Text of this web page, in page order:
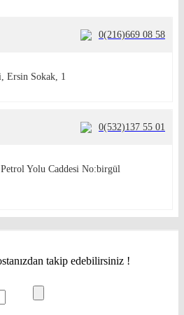
0(216)669 08 58
Ersin Sokak, 1
0(532)137 55 01
Yolu Caddesi No:birgül
takip edebilirsiniz !